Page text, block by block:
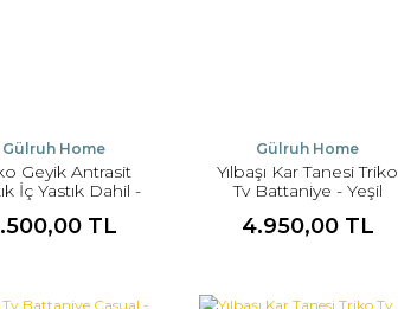
Gülruh Home
Geyik Antrasit
İç Yastık Dahil -
TL
Gülruh Home
Yılbaşı Kar Tanesi Triko
Tv Battaniye - Yeşil
4.950,00 TL